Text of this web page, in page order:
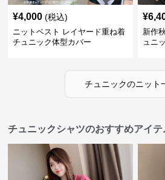
¥4,000 (税込)
ニットベスト レイヤード重ね着
チュニック体型カバー
¥
新作
ュニ
チュニックのニット
チュニックシャツのおすすめアイテ